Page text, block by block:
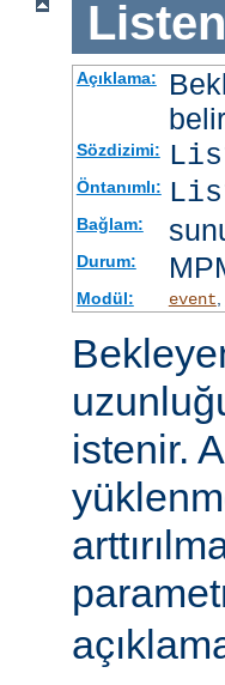
Açıklama:
Sözdizimi:
Öntanımlı:
Bağlam:
Durum:
Modül: event,
istenir.